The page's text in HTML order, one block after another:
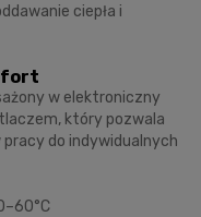
ciepła i
w elektroniczny
który pozwala
do indywidualnych